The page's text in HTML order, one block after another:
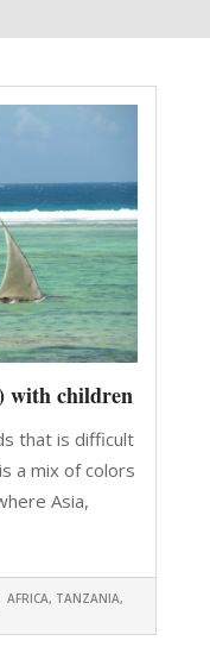
with children
that is difficult
a mix of colors
Asia,
AFRICA, TANZANIA,